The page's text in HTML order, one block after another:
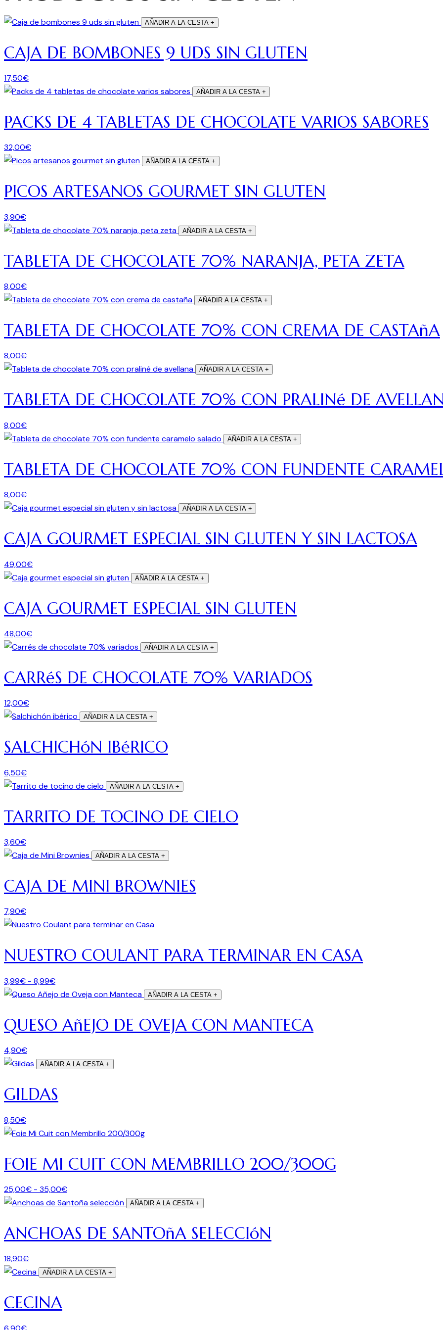
AÑADIR A LA CESTA +
CAJA DE BOMBONES 9 UDS SIN GLUTEN
17,50€
AÑADIR A LA CESTA +
PACKS DE 4 TABLETAS DE CHOCOLATE VARIOS SABORES
32,00€
AÑADIR A LA CESTA +
PICOS ARTESANOS GOURMET SIN GLUTEN
3,90€
AÑADIR A LA CESTA +
TABLETA DE CHOCOLATE 70% NARANJA, PETA ZETA
8,00€
AÑADIR A LA CESTA +
TABLETA DE CHOCOLATE 70% CON CREMA DE CASTAñA
8,00€
AÑADIR A LA CESTA +
TABLETA DE CHOCOLATE 70% CON PRALINé DE
8,00€
AÑADIR A LA CESTA +
TABLETA DE CHOCOLATE 70% CON FUNDENTE
8,00€
AÑADIR A LA CESTA +
CAJA GOURMET ESPECIAL SIN GLUTEN Y SIN LACTOSA
49,00€
AÑADIR A LA CESTA +
CAJA GOURMET ESPECIAL SIN GLUTEN
48,00€
AÑADIR A LA CESTA +
CARRéS DE CHOCOLATE 70% VARIADOS
12,00€
AÑADIR A LA CESTA +
SALCHICHóN IBéRICO
6,50€
AÑADIR A LA CESTA +
TARRITO DE TOCINO DE CIELO
3,60€
AÑADIR A LA CESTA +
CAJA DE MINI BROWNIES
7,90€
NUESTRO COULANT PARA TERMINAR EN CASA
3,99€ - 8,99€
AÑADIR A LA CESTA +
QUESO AñEJO DE OVEJA CON MANTECA
4,90€
AÑADIR A LA CESTA +
GILDAS
8,50€
FOIE MI CUIT CON MEMBRILLO 200/300G
25,00€ - 35,00€
AÑADIR A LA CESTA +
ANCHOAS DE SANTOñA SELECCIóN
18,90€
AÑADIR A LA CESTA +
CECINA